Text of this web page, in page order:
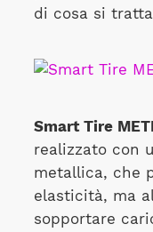
di cosa si
Smart Tire
realizzato con
metallica, che
elasticità, ma
sopportare